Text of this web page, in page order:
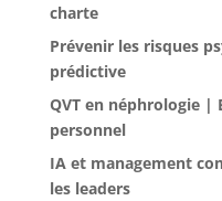
charte
Prévenir les risques
prédictive
QVT en néphrologie |
personnel
IA et management
les leaders